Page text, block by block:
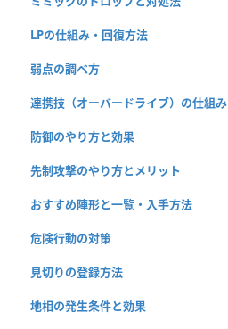
LPの仕組み・回復方法
弱点の調べ方
連携技（オーバードライブ）の仕組み
防御のやり方と効果
先制攻撃のやり方とメリット
おすすめ陣形と一覧・入手方法
危険行動の対策
見切りの登録方法
地相の発生条件と効果